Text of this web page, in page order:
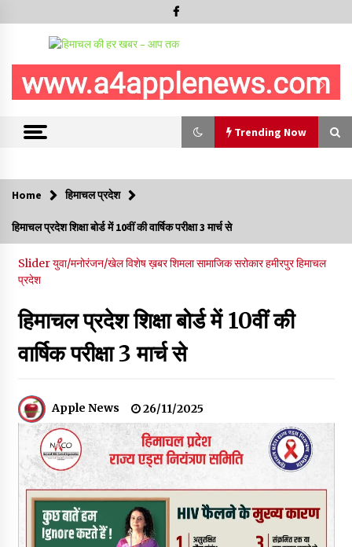
Trending Now
चंबा में बड़ा बस सड़क हादसा, 3 की मौत कई गंभीर घायल, बैरागढ़ से चंबा आ
रही थी निजी बस शर्मा कोच
08/08/2026
हमीरपुर के बड़सर में मनाया जाएगा राज्यस्तरीय स्वतंत्रता दिवस समारोह, CM
वन विभाग के एक हजार खिलाड़ी रामपुर में दिखाएंगे जौहर, 11 से 13 सितंबर
तक आयोजित होगी 27वीं वार्षिक खेलकूद प्रतियोगिता
07/08/2026
30 बैग की सीमा पर भाजपा का हमला, बोली- कांग्रेस सरकार ने सेब उत्पादकों
की तोड़ी कमर- संदीपनी
07/08/2026
Home हिमाचल प्रदेश
हिमाचल प्रदेश शिक्षा बोर्ड में 10वीं की वार्षिक परीक्षा 3 मार्च से
Sliderयुवा/मनोरंजन/खेलविशेष ख़बरशिमलासामाजिक सरोकारहमीरपुरहिमाचल
प्रदेश
हिमाचल प्रदेश शिक्षा बोर्ड में 10वीं की
वार्षिक परीक्षा 3 मार्च से
Apple News 26/11/2025